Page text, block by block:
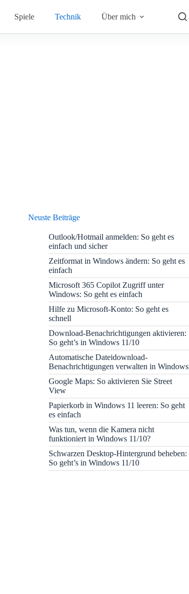
Spiele Technik Über mich
Neuste Beiträge
Outlook/Hotmail anmelden: So geht es
einfach und sicher
Zeitformat in Windows ändern: So geht es
einfach
Microsoft 365 Copilot Zugriff unter
Windows: So geht es einfach
Hilfe zu Microsoft-Konto: So geht es
schnell
Download-Benachrichtigungen aktivieren:
So geht’s in Windows 11/10
Automatische Dateidownload-
Benachrichtigungen verwalten in Windows
Google Maps: So aktivieren Sie Street
View
Papierkorb in Windows 11 leeren: So geht
es einfach
Was tun, wenn die Kamera nicht
funktioniert in Windows 11/10?
Schwarzen Desktop-Hintergrund beheben:
So geht’s in Windows 11/10